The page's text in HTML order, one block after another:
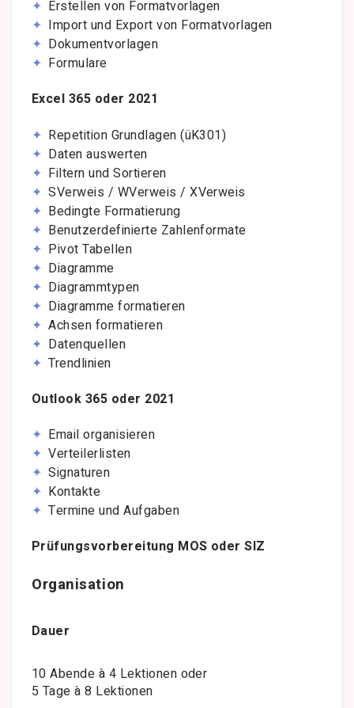
Erstellen von Formatvorlagen
Import und Export von Formatvorlagen
Dokumentvorlagen
Formulare
Excel 365 oder 2021
Repetition Grundlagen (üK301)
Daten auswerten
Filtern und Sortieren
SVerweis / WVerweis / XVerweis
Bedingte Formatierung
Benutzerdefinierte Zahlenformate
Pivot Tabellen
Diagramme
Diagrammtypen
Diagramme formatieren
Achsen formatieren
Datenquellen
Trendlinien
Outlook 365 oder 2021
Email organisieren
Verteilerlisten
Signaturen
Kontakte
Termine und Aufgaben
Prüfungsvorbereitung MOS oder SIZ
Organisation
Dauer
10 Abende à 4 Lektionen oder
5 Tage à 8 Lektionen